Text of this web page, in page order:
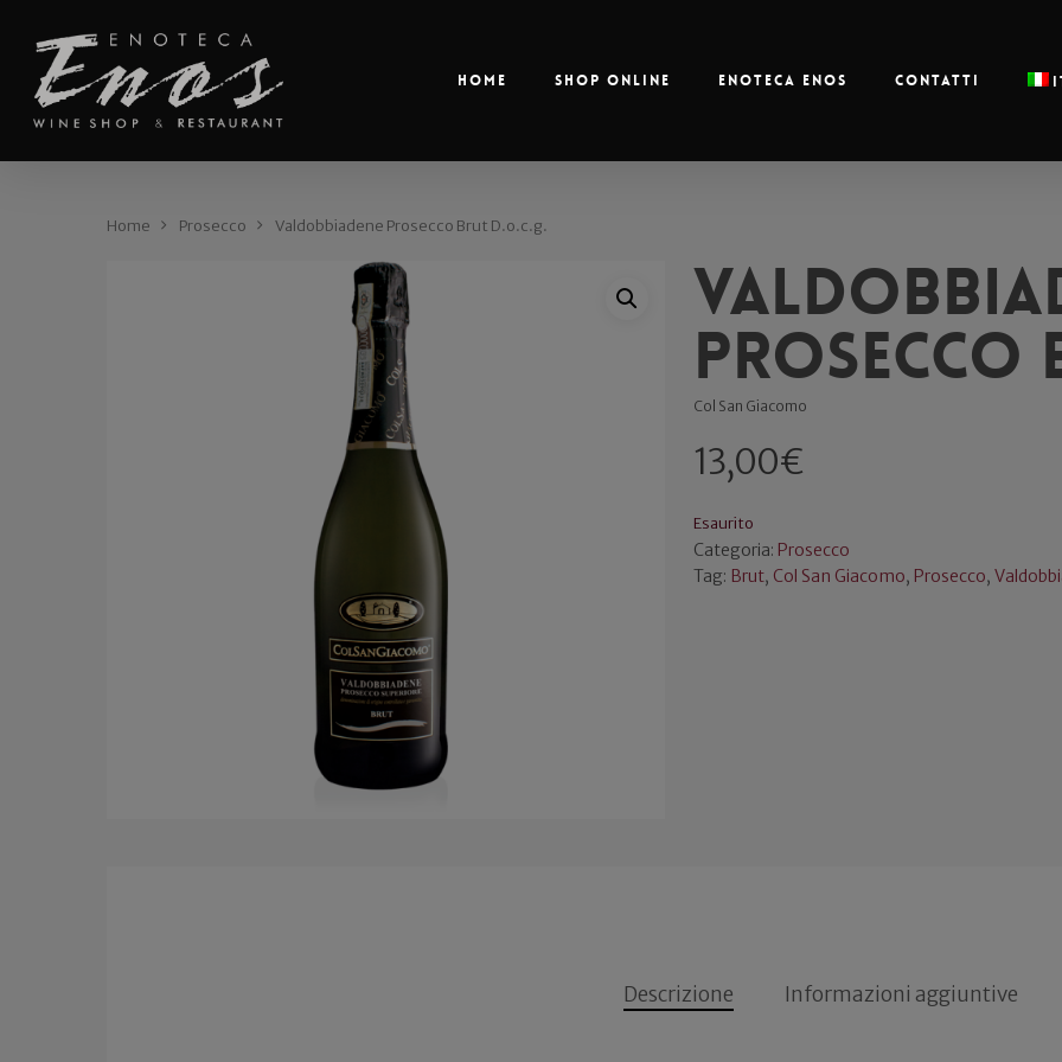
Home Shop online Enoteca Enos Contatti
Home Prosecco Valdobbiadene Prosecco Brut D.o.c.g.
Prosecco
Col San Giacomo
13,00€
Esaurito
Categoria: Prosecco
Tag: Brut, Col San Giacomo, Prosecco,
Descrizione Informazioni aggiuntive